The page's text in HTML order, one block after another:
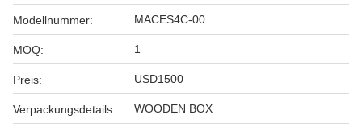
Modellnummer: MACES4C-00
MOQ: 1
Preis: USD1500
Verpackungsdetails: WOODEN BOX